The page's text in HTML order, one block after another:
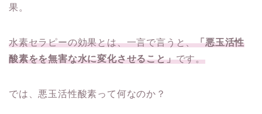
果。
水素セラピーの効果とは、一言で言うと、「悪玉活性
酸素をを無害な水に変化させること」です。
では、悪玉活性酸素って何なのか？